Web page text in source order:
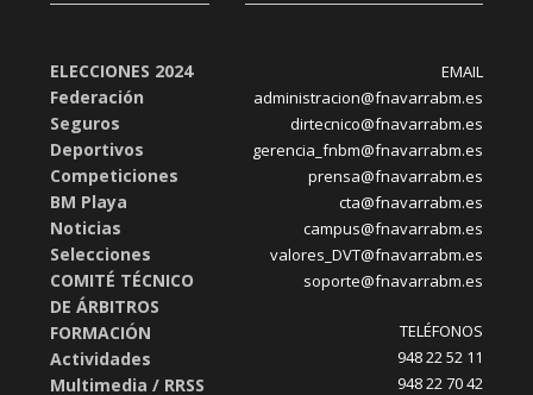
ELECCIONES 2024
Federación
Seguros
Deportivos
Competiciones
BM Playa
Noticias
Selecciones
COMITÉ TÉCNICO
DE ÁRBITROS
FORMACIÓN
Actividades
Multimedia / RRSS
EMAIL
administracion@fnavarrabm.es
dirtecnico@fnavarrabm.es
gerencia_fnbm@fnavarrabm.es
prensa@fnavarrabm.es
cta@fnavarrabm.es
campus@fnavarrabm.es
valores_DVT@fnavarrabm.es
soporte@fnavarrabm.es
TELÉFONOS
948 22 52 11
948 22 70 42